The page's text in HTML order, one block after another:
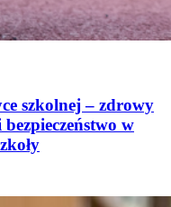
szkolnej – zdrowy
w